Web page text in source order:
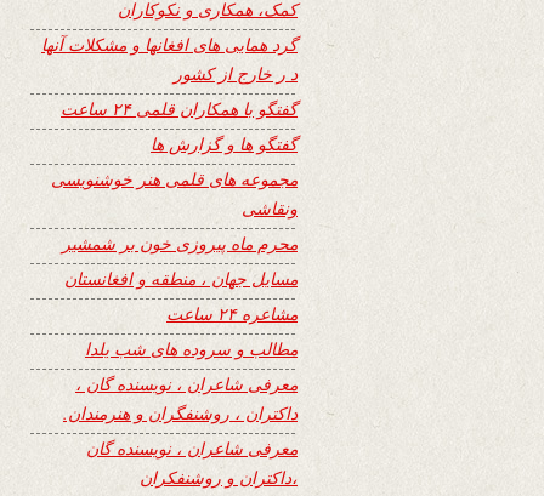
کمک، همکاری و نکوکاران
گرد همایی های افغانها و مشکلات آنها
د ر خارج از کشور
گفتگو با همکاران قلمی ۲۴ ساعت
گفتگو ها و گزارش ها
مجموعه های قلمی هنر خوشنویسی
ونقاشی
محرم ماه پیروزی خون بر شمشیر
مسایل جهان ، منطقه و افغانستان
مشاعره ۲۴ ساعت
مطالب و سروده های شب یلدا
معرفی شاعران ، نویسنده گان ،
داکتران ، روشنفگران و هنرمندان.
معرفی شاعران ، نویسنده گان
،داکتران و روشنفکران